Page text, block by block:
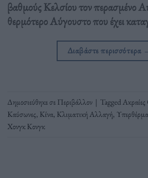
βαθμούς Κελσίου τον περασμένο
θερμότερο Αύγουστο που έχει
Διαβάστε περισσότερα
Δημοσιεύθηκε σεΠεριβάλλον | TaggedΑκραίες
Καύσωνες, Κίνα, Κλιματική Αλλαγή,
Χονγκ Κονγκ